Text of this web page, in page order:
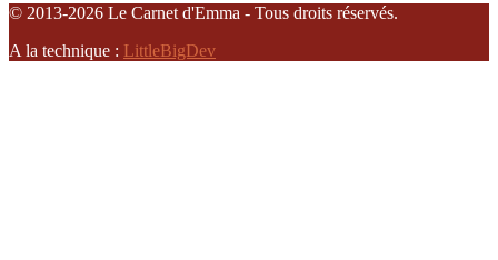
© 2013-2026 Le Carnet d'Emma - Tous droits réservés.
A la technique : LittleBigDev